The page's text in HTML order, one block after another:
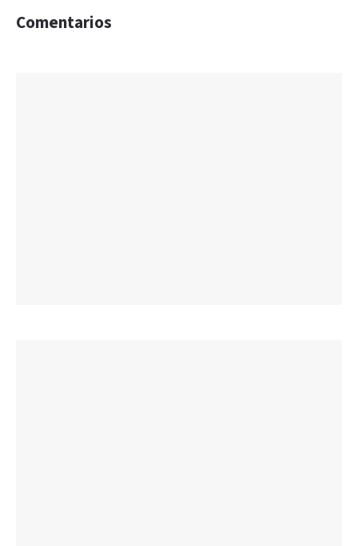
Comentarios